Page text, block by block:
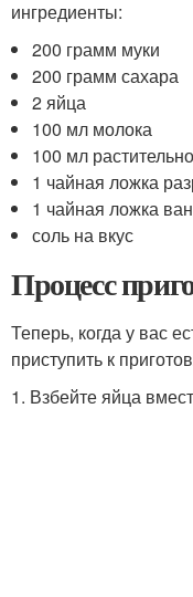
ингредиенты:
200 грамм муки
200 грамм сахара
2 яйца
100 мл молока
100 мл
1 чайная ложка
1 чайная ложка
соль на вкус
Процесс
Теперь, когда у вас
приступить к
1. Взбейте яйца